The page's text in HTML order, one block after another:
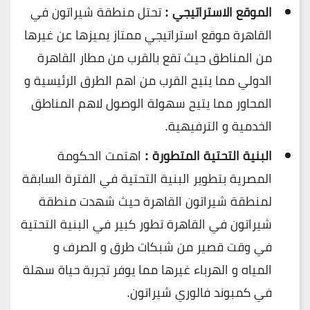
الموقع الاستراتيجي :تحتل منطقة شيراتون في
القاهرة موقع استراتيجي ممتاز يميزها عن غيرها
من المناطق حيث تقع بالقرب من مطار القاهرة
الدولي مما يتيح القرب من اهم الطرق الرئيسية و
المحاور مما يتيح سهولة الوصول لاهم المناطق
الخدمية و الترفيهية.
البنية التحتية المتطورة : اهتمت الحكومة
المصرية بتطوير البنية التحتية في الفترة السابقة
لمنطقة شيراتون القاهرة حيث شهدت منطقة
شيراتون في القاهرة تطور كبير في البنية التحتية
في وقت قصير من شبكات طرق و الصرف و
المياه و الهرباء غيرها مما يوفر تجربة حياة سهلة
في كمبوند فالوري شيراتون.